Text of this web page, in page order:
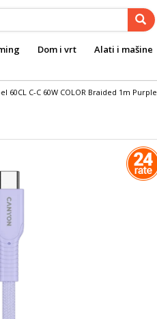
Dom i vrt Alati i mašine
60CL C-C 60W COLOR Braided 1m Purple